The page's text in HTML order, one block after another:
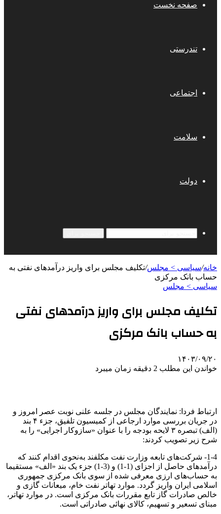
صفحه نخست
تندرستی
اجتماعی
سلامت
دولت
خانه/سیاسی > مجلس/تکلیف مجلس برای واریز درآمدهای نفتی به
حساب بانک مرکزی
سیاسی > مجلس
تکلیف مجلس برای واریز درآمدهای نفتی
به حساب بانک مرکزی
۱۴۰۳/۰۹/۲۰
خواندن این مطلب 2 دقیقه زمان میبرد
ارتباط فردا: نمایندگان مجلس در جلسه علنی نوبت عصر امروز و
در جریان بررسی موارد ارجاعی از کمیسیون تلفیق، جزء ۴ بند
(الف) تبصره ۳ لایحه بودجه را با عنوان «سازوکار اجرایی» را به
شرح زیر تصویب کردند:
1-4- شرکت‌های تابعه وزارت نفت مکلفند به‌نحوی اقدام کنند که
درآمدهای حاصل از اجزای (1-1) و (3-1) جزء یک بند «الف» مستقیما
به حساب‌های ارزی معرفی شده از سوی بانک‏ مرکزی جمهوری
اسلامی ایران واریز گردد. موارد تهاتر نفت خام، میعانات گازی و
خالص صادرات گاز تابع مقررات بانک مرکزی است. در موارد تهاتر،
مبنای تسعیر و تسهیم، کالای نهائی صادراتی است.